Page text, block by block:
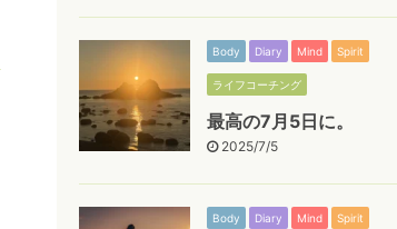
Body Diary Mind Spirit
ライフコーチング
最高の7月5日に。
2025/7/5
Body Diary Mind Spirit